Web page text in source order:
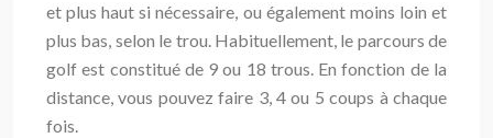
et plus haut si nécessaire, ou également moins loin et
plus bas, selon le trou. Habituellement, le parcours de
golf est constitué de 9 ou 18 trous. En fonction de la
distance, vous pouvez faire 3, 4 ou 5 coups à chaque
fois.